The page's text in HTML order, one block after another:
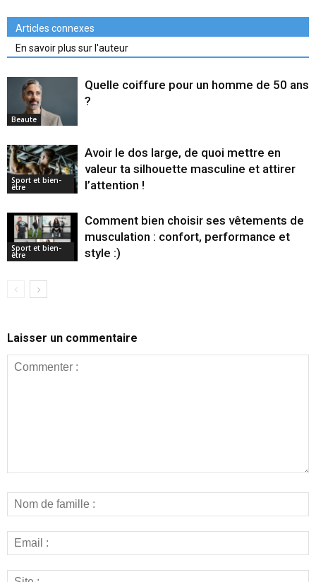
Articles connexes
En savoir plus sur l'auteur
Beaute
Quelle coiffure pour un homme de 50 ans
?
Sport et bien-
être
Avoir le dos large, de quoi mettre en
valeur ta silhouette masculine et attirer
l’attention !
Sport et bien-
être
Comment bien choisir ses vêtements de
musculation : confort, performance et
style :)
Laisser un commentaire